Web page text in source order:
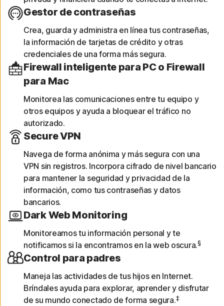
Gestor de contraseñas
Crea, guarda y administra en línea tus contraseñas,
la información de tarjetas de crédito y otras
credenciales de una forma más segura.
Firewall inteligente para PC o Firewall
para Mac
Monitorea las comunicaciones entre tu equipo y
otros equipos y ayuda a bloquear el tráfico no
autorizado.
Secure VPN
Navega de forma anónima y más segura con una
VPN sin registros. Incorpora cifrado de nivel bancario
para mantener la seguridad y privacidad de la
información, como tus contraseñas y datos
bancarios.
Dark Web Monitoring
Monitoreamos tu información personal y te
notificamos si la encontramos en la web oscura.§
Control para padres
Maneja las actividades de tus hijos en Internet.
Bríndales ayuda para explorar, aprender y disfrutar
de su mundo conectado de forma segura.‡